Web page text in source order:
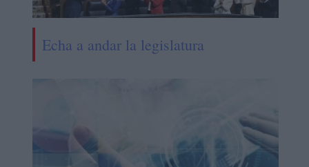
Echa a andar la legislatura